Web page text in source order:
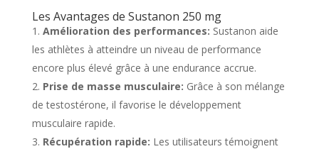
Les Avantages de Sustanon 250 mg
Amélioration des performances: Sustanon aide
les athlètes à atteindre un niveau de performance
encore plus élevé grâce à une endurance accrue.
Prise de masse musculaire: Grâce à son mélange
de testostérone, il favorise le développement
musculaire rapide.
Récupération rapide: Les utilisateurs témoignent